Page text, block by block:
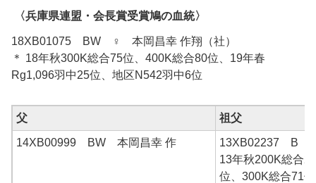
〈兵庫県連盟・会長賞受賞鳩の血統〉
18XB01075 BW ♀ 本岡昌幸 作翔（社）
＊ 18年秋300K総合75位、400K総合80位、19年春
Rg1,096羽中25位、地区N542羽中6位
父 祖父
14XB00999 BW 本岡昌幸 作
13XB02237 B
13年秋200K総合
位、300K総合71